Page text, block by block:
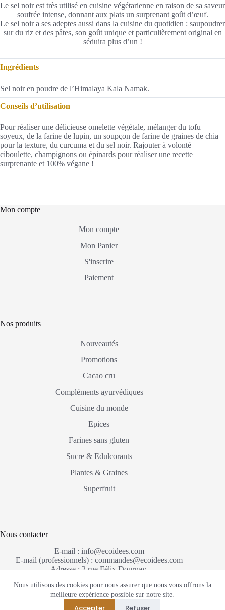
Nous utilisons des cookies pour nous assurer que nous vous offrons la
meilleure expérience possible sur notre site.
Accepter Refuser
Le sel noir est très utilisé en cuisine végétarienne en raison de sa saveur
soufrée intense, donnant aux plats un surprenant goût d’œuf.
Le sel noir a ses adeptes aussi dans la cuisine du quotidien : saupoudrer
sur du riz et des pâtes, son goût unique et particulièrement original en
séduira plus d’un !
Ingrédients
Sel noir en poudre de l’Himalaya Kala Namak.
Conseils d’utilisation
Pour réaliser une délicieuse omelette végétale, mélanger du tofu
soyeux, de la farine de lupin, un soupçon de farine de graines de chia
pour la texture, du curcuma et du sel noir. Rajouter à volonté
ciboulette, champignons ou épinards pour réaliser une recette
surprenante et 100% végane !
Mon compte
Mon compte
Mon Panier
S'inscrire
Paiement
Nos produits
Nouveautés
Promotions
Cacao cru
Compléments ayurvédiques
Cuisine du monde
Epices
Farines sans gluten
Sucre & Edulcorants
Plantes & Graines
Superfruit
Nous contacter
E-mail : info@ecoidees.com
E-mail (professionnels) : commandes@ecoidees.com
Adresse : 2 rue Félix Dournay,
Mentions Légales